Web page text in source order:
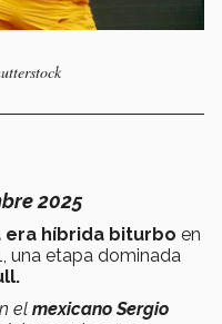
2025
era híbrida biturbo en
una etapa dominada
el mexicano Sergio